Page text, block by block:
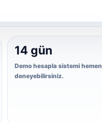
14 gün
Demo hesapla sistemi hemen
deneyebilirsiniz.